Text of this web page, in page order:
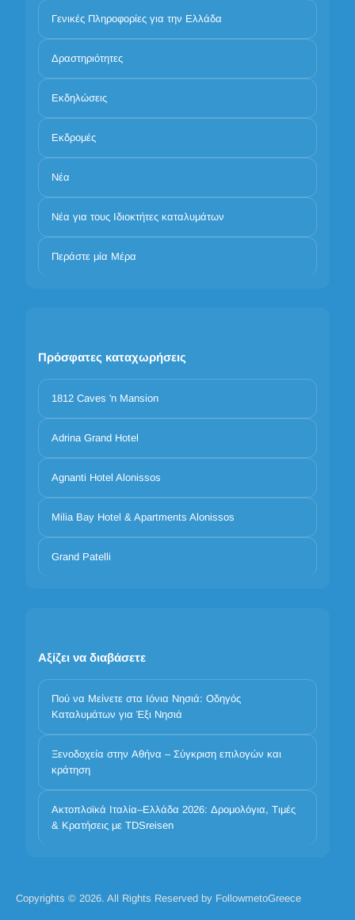
Γενικές Πληροφορίες για την Ελλάδα
Δραστηριότητες
Εκδηλώσεις
Εκδρομές
Νέα
Νέα για τους Ιδιοκτήτες καταλυμάτων
Περάστε μία Μέρα
Πρόσφατες καταχωρήσεις
1812 Caves 'n Mansion
Adrina Grand Hotel
Agnanti Hotel Alonissos
Milia Bay Hotel & Apartments Alonissos
Grand Patelli
Αξίζει να διαβάσετε
Πού να Μείνετε στα Ιόνια Νησιά: Οδηγός
Καταλυμάτων για Έξι Νησιά
Ξενοδοχεία στην Αθήνα – Σύγκριση επιλογών και
κράτηση
Ακτοπλοϊκά Ιταλία–Ελλάδα 2026: Δρομολόγια, Τιμές
& Κρατήσεις με TDSreisen
Copyrights © 2026. All Rights Reserved by FollowmetoGreece
Η προστασία των προσωπικών σας δεδομένων είναι
σημαντική
Χρησιμοποιούμε cookies για να βελτιώσουμε την εμπειρία σας.
Επιλέξτε ποιες κατηγορίες επιτρέπετε. Τα βασικά cookies είναι
πάντα ενεργά για λόγους ασφάλειας και βασικής λειτουργικότητας.
Αποδοχή όλων των cookies